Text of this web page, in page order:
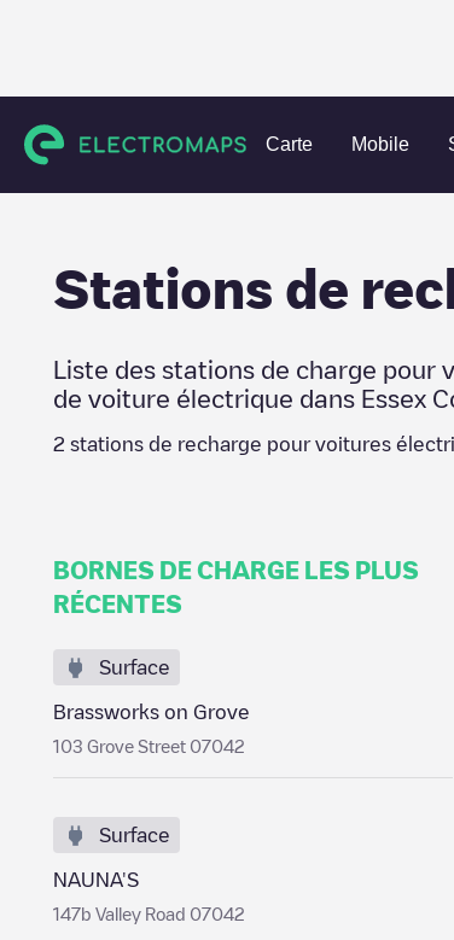
Carte Mobile
Charging stations États-Unis Essex County
Stations de
Liste des stations de charge pour
de voiture électrique dans Essex
2 stations de recharge pour voitures
BORNES DE CHARGE LES PLUS
RÉCENTES
Surface
Brassworks on Grove
103 Grove Street 07042
Surface
NAUNA'S
147b Valley Road 07042